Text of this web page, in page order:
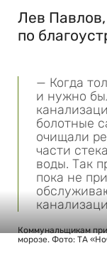
Лев
по
— Когда
и нужно
болотные
очищали
части
воды. Так
пока не
Коммунальщикам
морозе. Фото: ТА